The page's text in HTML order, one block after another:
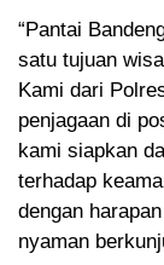
“Pantai
satu tujuan
Kami dari
penjagaan di
kami siapkan
terhadap
dengan
nyaman